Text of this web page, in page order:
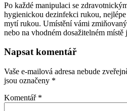
Po každé manipulaci se
hygienickou dezinfekci rukou,
mytí rukou. Umístění vámi
nebo na vhodném dosažitelném
Napsat komentář
Vaše e-mailová adresa nebude
jsou označeny *
Komentář *